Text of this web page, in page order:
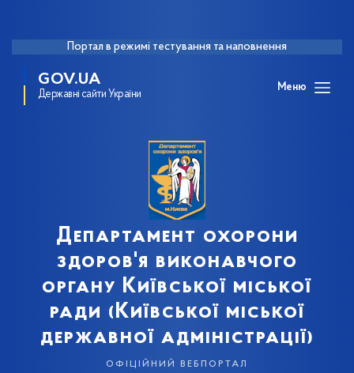
Портал в режимі тестування та наповнення
GOV.UA
Державні сайти України
Меню
Департамент охорони
здоров'я виконавчого
органу Київської міської
ради (Київської міської
державної адміністрації)
офіційний вебпортал